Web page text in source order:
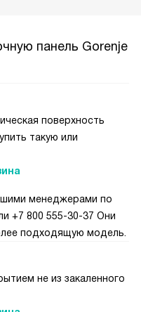
панель Gorenje
поверхность
такую или
менеджерами по
+7 800 555-30-37 Они
подходящую модель.
не из закаленного